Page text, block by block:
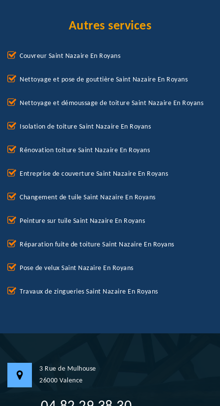
Autres services
Couvreur Saint Nazaire En Royans
Nettoyage et pose de gouttière Saint Nazaire En Royans
Nettoyage et démoussage de toiture Saint Nazaire En Royans
Isolation de toiture Saint Nazaire En Royans
Rénovation toiture Saint Nazaire En Royans
Entreprise de couverture Saint Nazaire En Royans
Changement de tuile Saint Nazaire En Royans
Peinture sur tuile Saint Nazaire En Royans
Réparation fuite de toiture Saint Nazaire En Royans
Pose de velux Saint Nazaire En Royans
Travaux de zingueries Saint Nazaire En Royans
3 Rue de Mulhouse
26000 Valence